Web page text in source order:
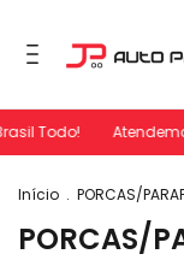
Todo!
Início . PORCAS/
PORCAS/